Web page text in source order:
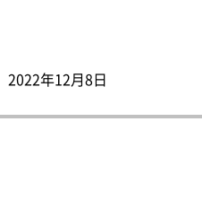
2022年12月8日